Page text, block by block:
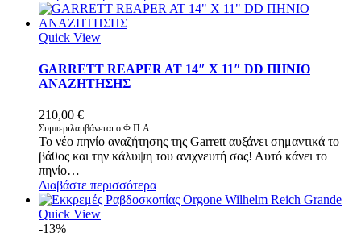
Quick View
GARRETT REAPER AT 14″ X 11″ DD ΠΗΝΙΟ
ΑΝΑΖΗΤΗΣΗΣ
210,00 €
Συμπεριλαμβάνεται ο Φ.Π.Α
Το νέο πηνίο αναζήτησης της Garrett αυξάνει σημαντικά το
βάθος και την κάλυψη του ανιχνευτή σας! Αυτό κάνει το
πηνίο…
Διαβάστε περισσότερα
Quick View
-13%